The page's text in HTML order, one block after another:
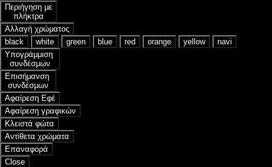
Περιήγηση με
πλήκτρα
Αλλαγή χρώματος
black
white green blue red orange yellow
navi
Υπογράμμιση
συνδέσμων
Επισήμανση
συνδέσμων
Αφαίρεση Εφέ
Αφαίρεση γραφικών
Κλειστά φώτα
Αντίθετα χρώματα
Επαναφορά
Close